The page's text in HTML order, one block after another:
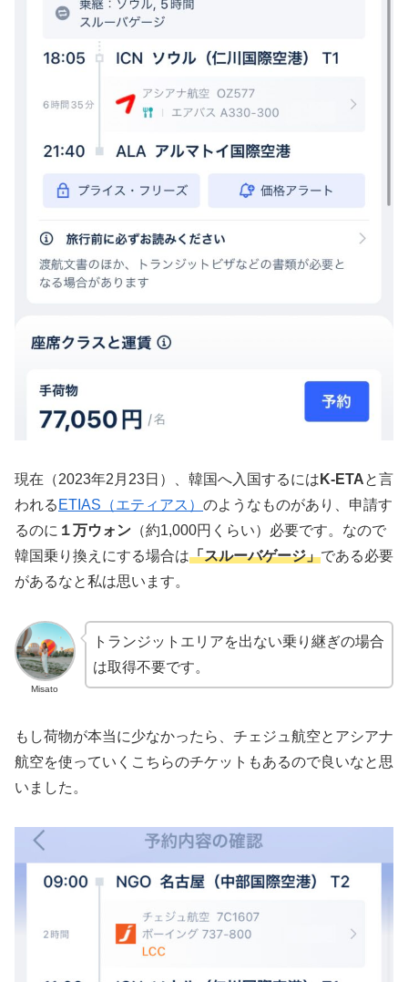
現在（2023年2月23日）、韓国へ入国するには K-ETAと言
われる ETIAS（エティアス） のようなものがあり、申請す
るのに １万ウォン （約1,000円くらい）必要です。なので
韓国乗り換えにする場合は「スルーバゲージ」である必要
があるなと私は思います。
Misato
トランジットエリアを出ない乗り継ぎの場合
は取得不要です。
もし荷物が本当に少なかったら、チェジュ航空とアシアナ
航空を使っていくこちらのチケットもあるので良いなと思
いました。